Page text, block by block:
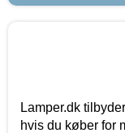
Lamper.dk
hvis du køber for